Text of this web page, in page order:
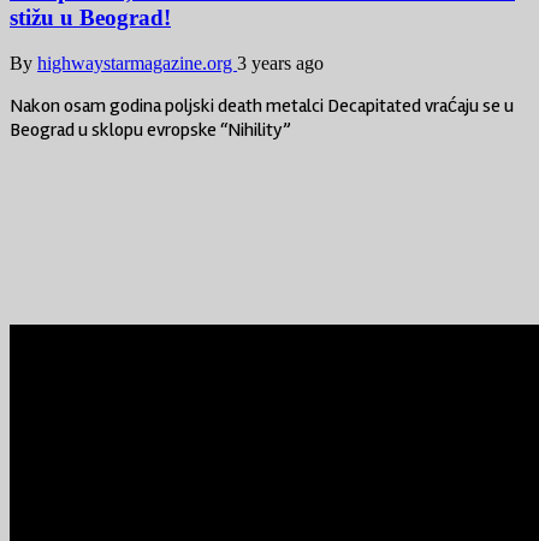
stižu u Beograd!
By highwaystarmagazine.org 3 years ago
Nakon osam godina poljski death metalci Decapitated vraćaju se u
Beograd u sklopu evropske “Nihility”